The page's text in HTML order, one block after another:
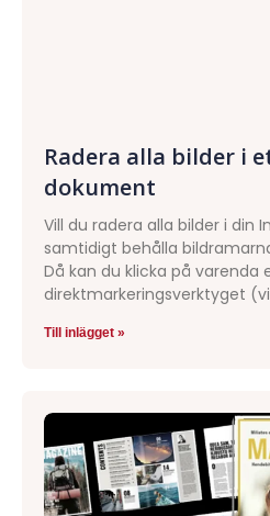
Radera alla bilder i
dokument
Vill du radera alla bilder i din
samtidigt behålla
Då kan du klicka på varenda
direktmarkeringsverktyget
Till inlägget »